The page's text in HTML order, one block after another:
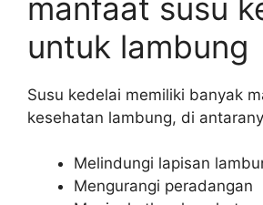
manfaat susu
untuk lambung
Susu kedelai memiliki banyak
kesehatan lambung, di
Melindungi lapisan
Mengurangi peradangan